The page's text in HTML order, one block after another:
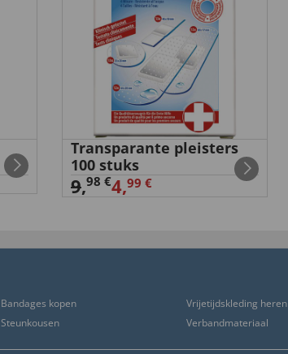
Transparante pleisters
100 stuks
9,98 €4,99 €
Bandages kopen Vrijetijdskleding heren
Steunkousen Verbandmateriaal